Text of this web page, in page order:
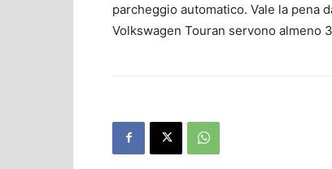
parcheggio automatico. Vale la pena
Volkswagen Touran servono almeno